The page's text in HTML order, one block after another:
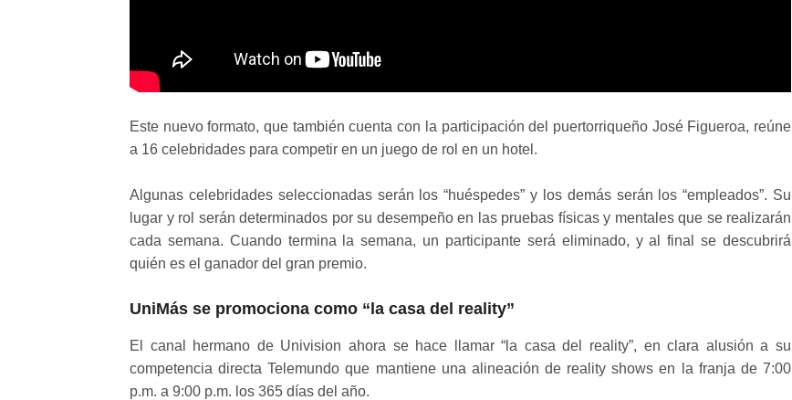
Este nuevo formato, que también cuenta con la participación del puertorriqueño José Figueroa, reúne
a 16 celebridades para competir en un juego de rol en un hotel.
Algunas celebridades seleccionadas serán los “huéspedes” y los demás serán los “empleados”. Su
lugar y rol serán determinados por su desempeño en las pruebas físicas y mentales que se realizarán
cada semana. Cuando termina la semana, un participante será eliminado, y al final se descubrirá
quién es el ganador del gran premio.
UniMás se promociona como “la casa del reality”
El canal hermano de Univision ahora se hace llamar “la casa del reality”, en clara alusión a su
competencia directa Telemundo que mantiene una alineación de reality shows en la franja de 7:00
p.m. a 9:00 p.m. los 365 días del año.